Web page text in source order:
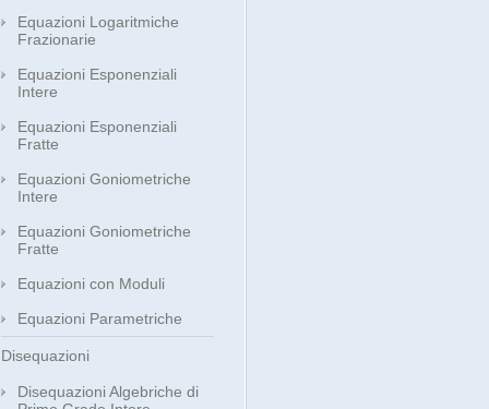
Equazioni Logaritmiche
Frazionarie
Equazioni Esponenziali
Intere
Equazioni Esponenziali
Fratte
Equazioni Goniometriche
Intere
Equazioni Goniometriche
Fratte
Equazioni con Moduli
Equazioni Parametriche
Disequazioni
Disequazioni Algebriche di